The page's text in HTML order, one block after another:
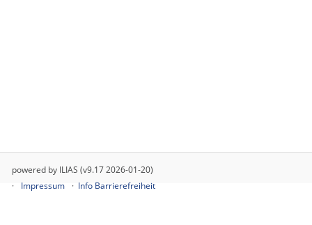
powered by ILIAS (v9.17 2026-01-20)
Impressum
Info Barrierefreiheit